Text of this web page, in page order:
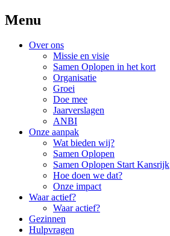
Menu
Over ons
Missie en visie
Samen Oplopen in het kort
Organisatie
Groei
Doe mee
Jaarverslagen
ANBI
Onze aanpak
Wat bieden wij?
Samen Oplopen
Samen Oplopen Start Kansrijk
Hoe doen we dat?
Onze impact
Waar actief?
Waar actief?
Gezinnen
Hulpvragen